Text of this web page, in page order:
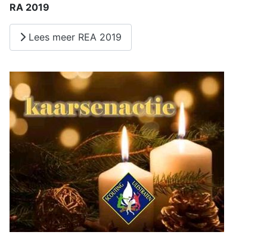
RA 2019
Lees meer REA 2019